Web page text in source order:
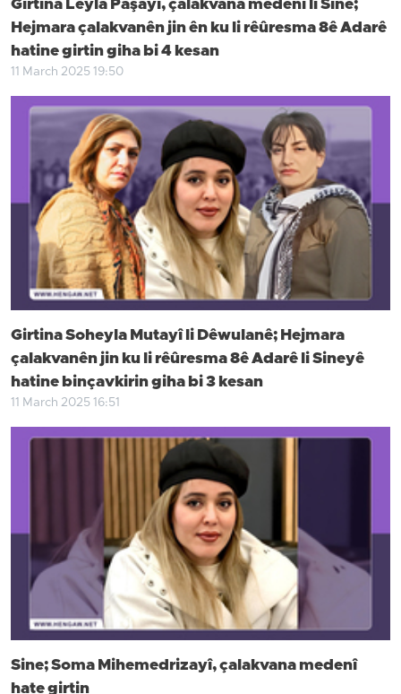
Girtina Leyla Paşayî, çalakvana medenî li Sine;
Hejmara çalakvanên jin ên ku li rêûresma 8ê Adarê
hatine girtin giha bi 4 kesan
11 March 2025 19:50
Girtina Soheyla Mutayî li Dêwulanê; Hejmara
çalakvanên jin ku li rêûresma 8ê Adarê li Sineyê
hatine binçavkirin giha bi 3 kesan
11 March 2025 16:51
Sine; Soma Mihemedrizayî, çalakvana medenî
hate girtin